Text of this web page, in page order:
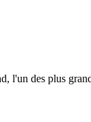
l'un des plus